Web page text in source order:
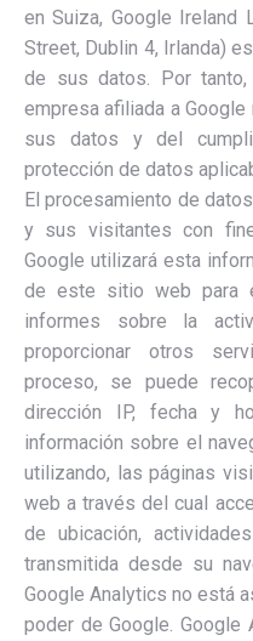
en Suiza, Google Ireland
Street, Dublin 4, Irlanda)
de sus datos. Por
empresa afiliada a
sus datos y del
protección de datos
El procesamiento de
y sus visitantes con
Google utilizará esta
de este sitio web para
informes sobre la
proporcionar otros
proceso, se puede
dirección IP, fecha y
información sobre el
utilizando, las páginas
web a través del cual
de ubicación,
transmitida desde su
Google Analytics no está
poder de Google.